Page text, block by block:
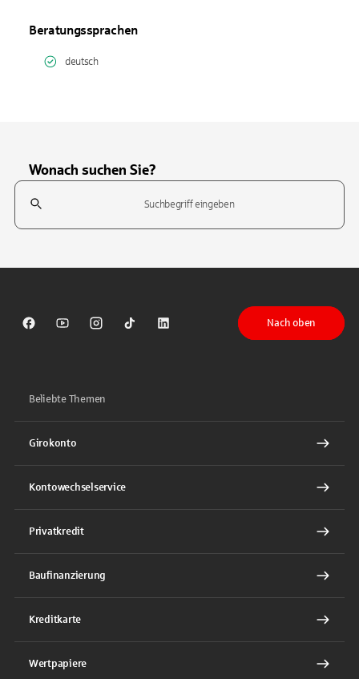
Beratungssprachen
deutsch
Wonach suchen Sie?
Suchfeld
Sparkasse auf Facebook
Sparkasse auf Youtube
Sparkasse auf Instagram
Sparkasse auf TikTok
Sparkasse auf LinkedIn
Nach oben
Beliebte Themen
Girokonto
Kontowechselservice
Privatkredit
Baufinanzierung
Kreditkarte
Wertpapiere